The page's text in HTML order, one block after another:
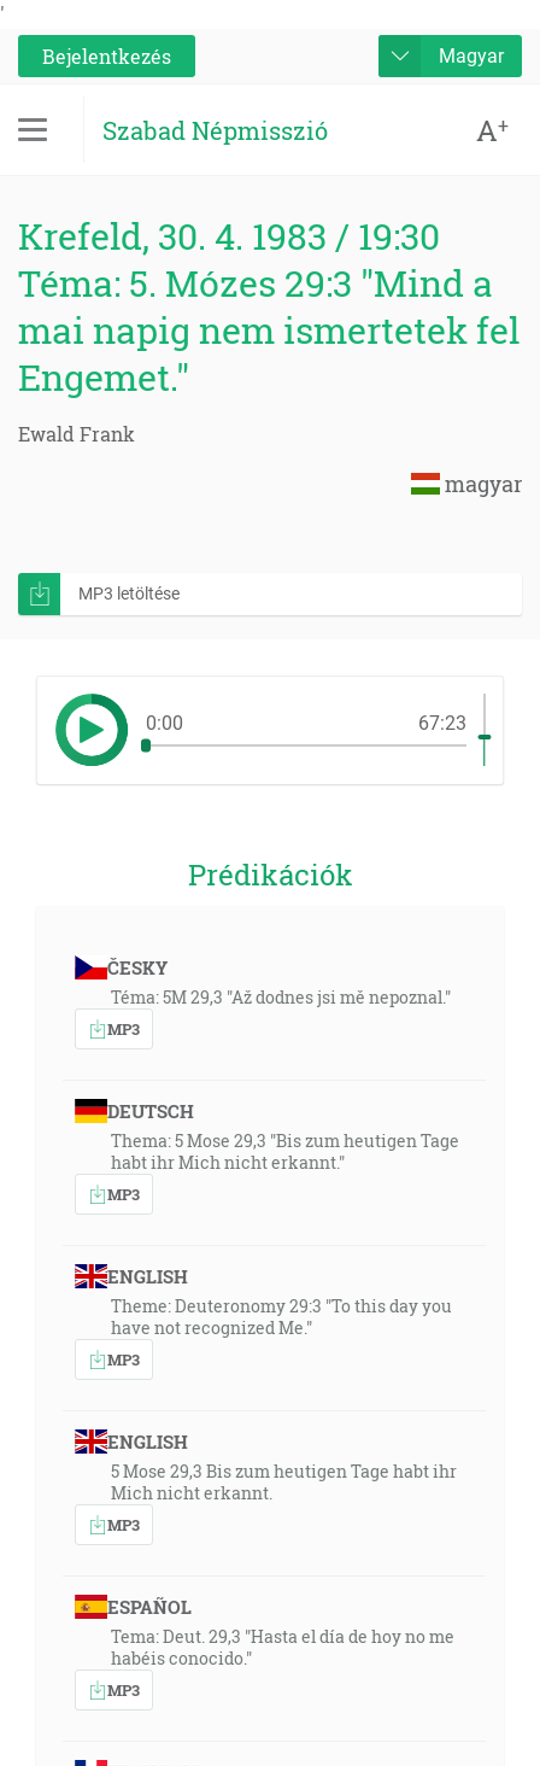
'
Bejelentkezés
Magyar
Szabad Népmisszió A+
Krefeld, 30. 4. 1983 / 19:30
Téma: 5. Mózes 29:3 "Mind a
mai napig nem ismertetek fel
Engemet."
Ewald Frank
magyar
MP3 letöltése
0:00 67:23
Prédikációk
ČESKY
Téma: 5M 29,3 "Až dodnes jsi mě nepoznal."
MP3
DEUTSCH
Thema: 5 Mose 29,3 "Bis zum heutigen Tage
habt ihr Mich nicht erkannt."
MP3
ENGLISH
Theme: Deuteronomy 29:3 "To this day you
have not recognized Me."
MP3
ENGLISH
5 Mose 29,3 Bis zum heutigen Tage habt ihr
Mich nicht erkannt.
MP3
ESPAÑOL
Tema: Deut. 29,3 "Hasta el día de hoy no me
habéis conocido."
MP3